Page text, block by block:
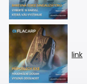
link